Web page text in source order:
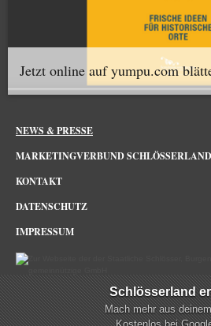
Jetzt online auf yumpu.com
NEWS & PRESSE
MARKETINGVERBUND
KONTAKT
DATENSCHUTZ
IMPRESSUM
Schlösserland Sachsen im Netz
Schlösserland
Mach mehr aus